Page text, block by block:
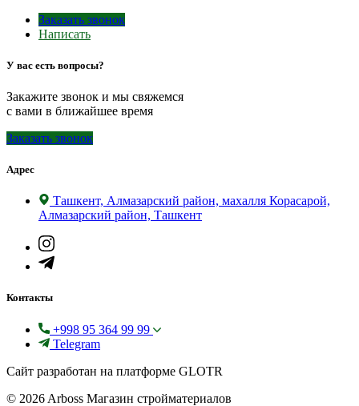
Заказать звонок
Написать
У вас есть вопросы?
Закажите звонок и мы свяжемся
с вами в ближайшее время
Заказать звонок
Адрес
Ташкент, Алмазарский район, махалля Корасарой,
Алмазарский район, Ташкент
Контакты
+998 95 364 99 99
Telegram
Сайт разработан на платформе GLOTR
© 2026 Arboss Магазин стройматериалов